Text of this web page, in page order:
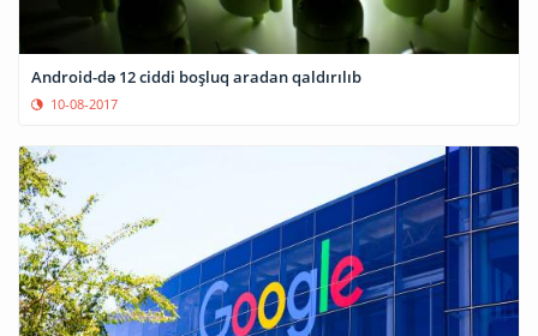
Android-də 12 ciddi boşluq aradan qaldırılıb
10-08-2017